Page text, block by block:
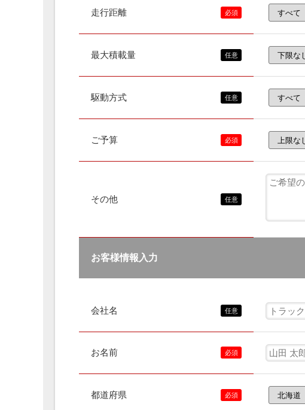
走行距離
最大積載量
駆動方式
ご予算
その他
お客様情報入力
会社名
お名前
都道府県